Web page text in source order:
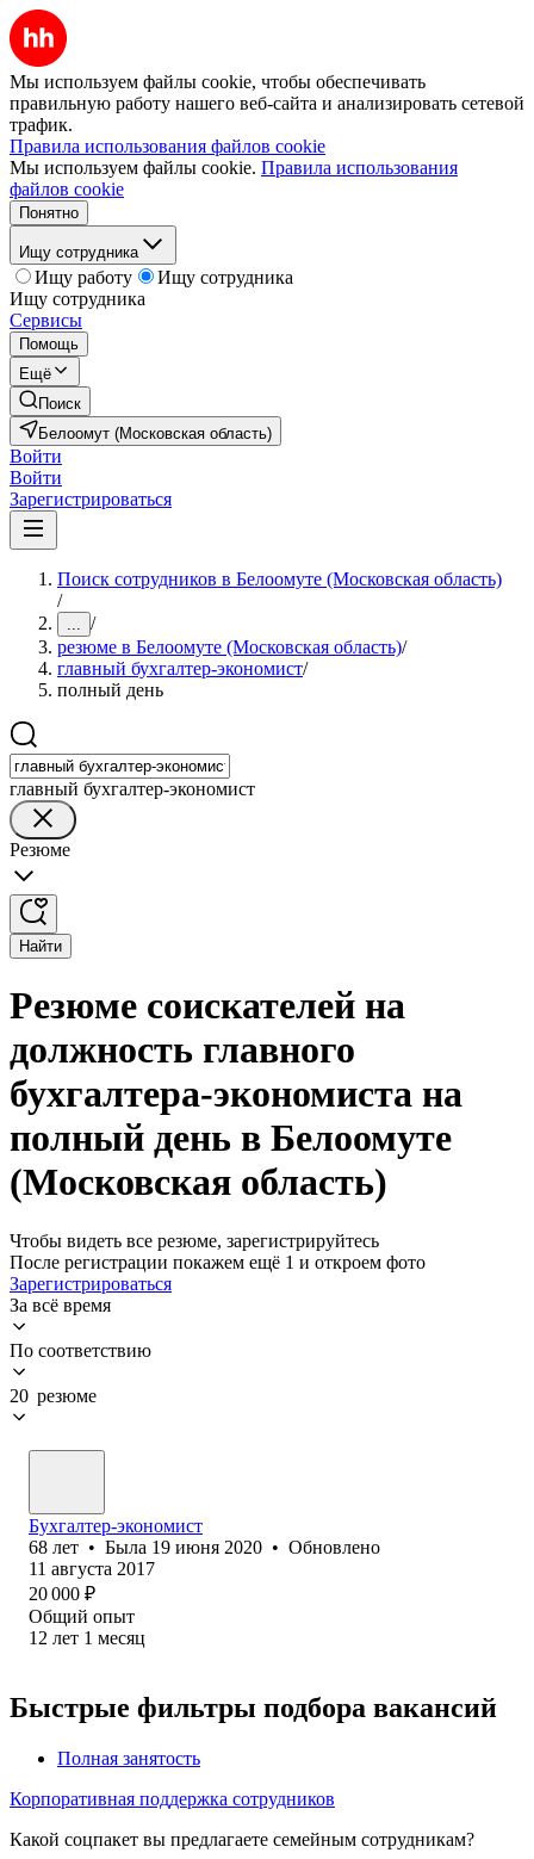
Мы используем файлы cookie, чтобы обеспечивать
правильную работу нашего веб-сайта и анализировать сетевой
трафик.
Правила использования файлов cookie
Мы используем файлы cookie. Правила использования
файлов cookie
Понятно
Ищу сотрудника
Ищу работу
Ищу сотрудника
Ищу сотрудника
Сервисы
Помощь
Ещё
Поиск
Белоомут (Московская область)
Войти
Войти
Зарегистрироваться
Поиск сотрудников в Белоомуте (Московская область)
/
... /
резюме в Белоомуте (Московская область)/
главный бухгалтер-экономист/
полный день
главный бухгалтер-экономист
Резюме
Найти
Резюме соискателей на
должность главного
бухгалтера-экономиста на
полный день в Белоомуте
(Московская область)
Чтобы видеть все резюме, зарегистрируйтесь
После регистрации покажем ещё 1 и откроем фото
Зарегистрироваться
За всё время
По соответствию
20 резюме
Бухгалтер-экономист
68 лет • Была 19 июня 2020 • Обновлено
11 августа 2017
20 000 ₽
Общий опыт
12 лет 1 месяц
Быстрые фильтры подбора вакансий
Полная занятость
Корпоративная поддержка сотрудников
Какой соцпакет вы предлагаете семейным сотрудникам?